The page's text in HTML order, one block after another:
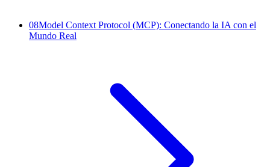
08Model Context Protocol (MCP): Conectando la IA con el
Mundo Real